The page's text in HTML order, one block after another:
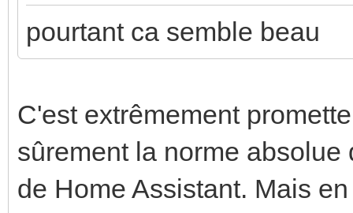
pourtant ca semble beau
C'est extrêmement
sûrement la norme
de Home Assistant. Mais